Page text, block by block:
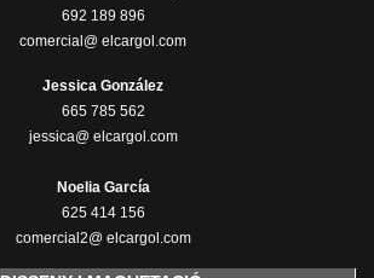
692 189 896
comercial@ elcargol.com
Jessica González
665 785 562
jessica@ elcargol.com
Noelia García
625 414 156
comercial2@ elcargol.com